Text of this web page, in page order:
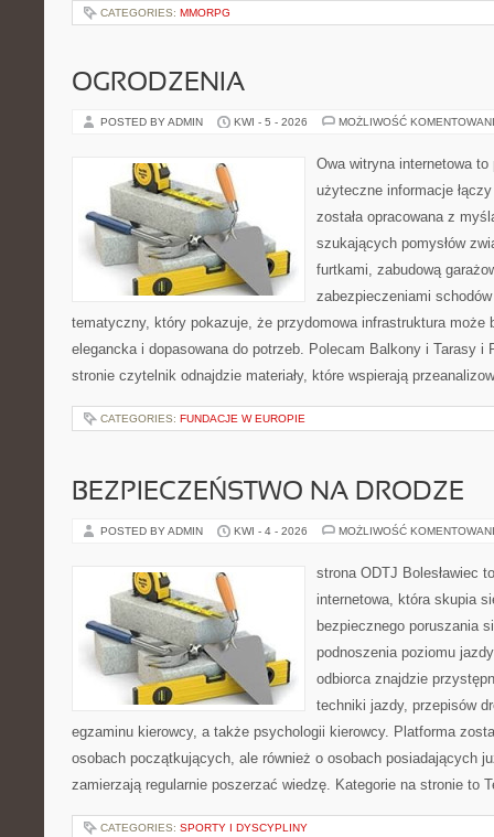
CATEGORIES: MMORPG
OGRODZENIA
POSTED BY ADMIN KWI - 5 - 2026 MOŻLIWOŚĆ
Owa witryna internetowa
użyteczne informacje
została opracowana z
szukających pomysłów
furtkami, zabudową
zabezpieczeniami
tematyczny, który pokazuje, że przydomowa infrastruktura może
elegancka i dopasowana do potrzeb. Polecam Balkony i Tarasy i
stronie czytelnik odnajdzie materiały, które wspierają
CATEGORIES: FUNDACJE W EUROPIE
BEZPIECZEŃSTWO NA DRODZE
POSTED BY ADMIN KWI - 4 - 2026 MOŻLIWOŚĆ
strona ODTJ Bolesławiec
internetowa, która skupia
bezpiecznego poruszania
podnoszenia poziomu
odbiorca znajdzie
techniki jazdy, przepisów
egzaminu kierowcy, a także psychologii kierowcy. Platforma
osobach początkujących, ale również o osobach posiadających
zamierzają regularnie poszerzać wiedzę. Kategorie na stronie to
CATEGORIES: SPORTY I DYSCYPLINY